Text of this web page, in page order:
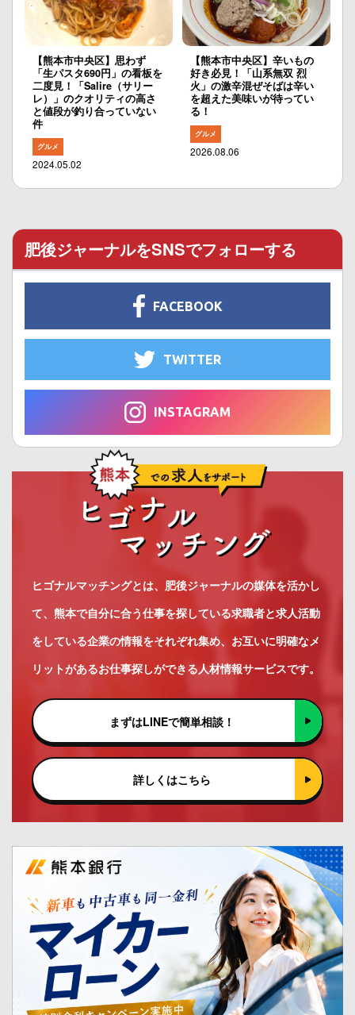
【熊本市中央区】思わず
「生パスタ690円」の看板を
二度見！「Salire（サリー
レ）」のクオリティの高さ
と値段が釣り合っていない
件
グルメ
2024.05.02
【熊本市中央区】辛いもの
好き必見！「山系無双 烈
火」の激辛混ぜそばは辛い
を超えた美味いが待ってい
る！
グルメ
2026.08.06
肥後ジャーナルをSNSでフォローする
FACEBOOK
TWITTER
INSTAGRAM
ヒゴナルマッチングとは、肥後ジャーナルの媒体を活かし
て、熊本で自分に合う仕事を探している求職者と求人活動
をしている企業の情報をそれぞれ集め、お互いに明確なメ
リットがあるお仕事探しができる人材情報サービスです。
まずはLINEで簡単相談！
詳しくはこちら